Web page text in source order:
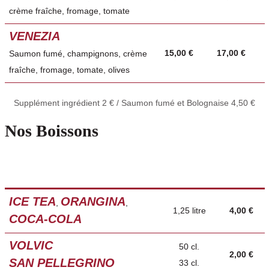
crème fraîche, fromage, tomate
VENEZIA
Saumon fumé, champignons, crème
fraîche, fromage, tomate, olives
15,00 € 17,00 €
Supplément ingrédient 2 € / Saumon fumé et Bolognaise 4,50 €
Nos Boissons
ICE TEA ORANGINA
COCA-COLA
1,25 litre 4,00 €
VOLVIC
SAN PELLEGRINO
50 cl.
33 cl.
2,00 €